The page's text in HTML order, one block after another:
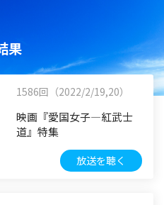
果
1586回（2022/2/19,20）
映画『愛国女子―紅武士
道』特集
放送を聴く